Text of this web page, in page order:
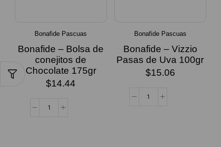
Bonafide Pascuas
Bonafide – Bolsa de
conejitos de
Chocolate 175gr
$14.44
Bonafide Pascuas
Bonafide – Vizzio
Pasas de Uva 100gr
$15.06